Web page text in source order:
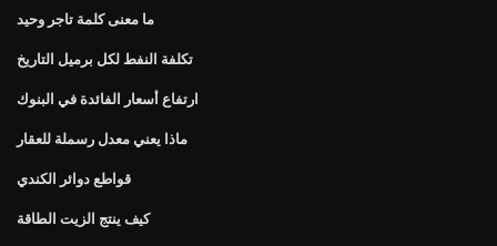
ما معنى كلمة تاجر وحيد
تكلفة النفط لكل برميل التاريخ
ارتفاع أسعار الفائدة في البنوك
ماذا يعني معدل رسملة للعقار
قواطع دوائر الكندي
كيف ينتج الزيت الطاقة